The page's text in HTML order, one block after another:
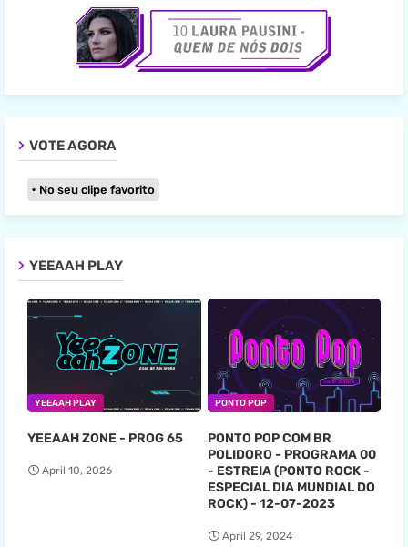
VOTE AGORA
No seu clipe favorito
YEEAAH PLAY
YEEAAH PLAY
YEEAAH ZONE - PROG 65
April 10, 2026
PONTO POP
PONTO POP COM BR
POLIDORO - PROGRAMA 00
- ESTREIA (PONTO ROCK -
ESPECIAL DIA MUNDIAL DO
ROCK) - 12-07-2023
April 29, 2024